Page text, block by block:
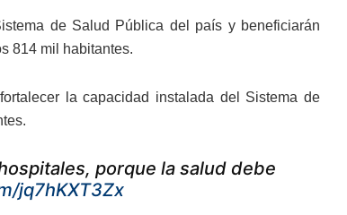
de Salud Pública del país y beneficiarán
814 mil habitantes.
la capacidad instalada del Sistema de
porque la salud debe
jq7hKXT3Zx